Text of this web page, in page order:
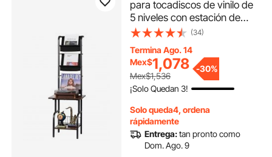
para tocadiscos de vinilo de
5 niveles con estación de
carga y puertos USB,
estante para exhibir discos
para sala de estar y
dormitorio, color negro
(34)
Termina Ago. 14
Mex$1,078
Mex$1,536
-30%
¡Solo Quedan 3!
Solo queda4, ordena
rápidamente
Entrega:tan pronto como
Dom. Ago. 9